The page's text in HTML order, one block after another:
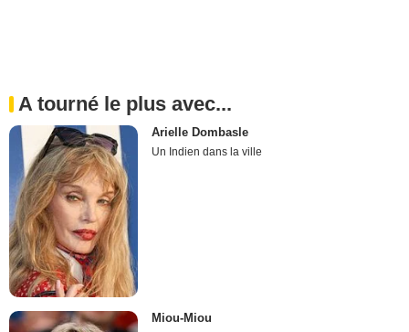
A tourné le plus avec...
Arielle Dombasle
Un Indien dans la ville
Miou-Miou